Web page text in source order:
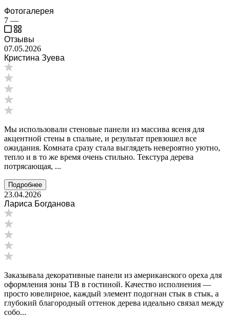
Фотогалерея
7 —
Отзывы
07.05.2026
Кристина Зуева
Мы использовали стеновые панели из массива ясеня для
акцентной стены в спальне, и результат превзошел все
ожидания. Комната сразу стала выглядеть невероятно уютно,
тепло и в то же время очень стильно. Текстура дерева
потрясающая, ...
Подробнее
23.04.2026
Лариса Богданова
Заказывала декоративные панели из американского ореха для
оформления зоны ТВ в гостиной. Качество исполнения —
просто ювелирное, каждый элемент подогнан стык в стык, а
глубокий благородный оттенок дерева идеально связал между
собо...